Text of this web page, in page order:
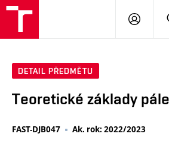
DETAIL PŘEDMĚTU
Teoretické základy
FAST-DJB047 Ak. rok: 2022/2023